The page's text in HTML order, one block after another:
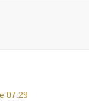
07:29